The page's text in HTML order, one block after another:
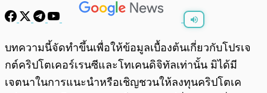
พร้อมเล่น 0:00/0:00
บทความนี้จัดทำขึ้นเพื่อให้ข้อมูลเบื้องต้นเกี่ยวกับโปรเจ
กต์คริปโตเคอร์เรนซีและโทเคนดิจิทัลเท่านั้น มิได้มี
เจตนาในการแนะนำหรือเชิญชวนให้ลงทุนคริปโตเค